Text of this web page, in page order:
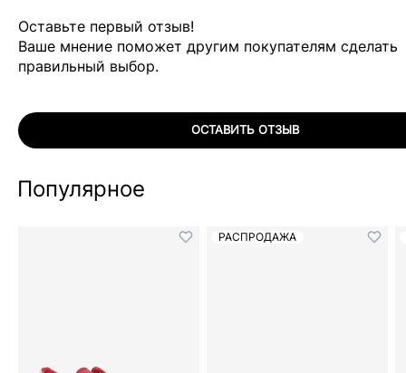
Оставьте первый отзыв!
Ваше мнение поможет другим покупателям сделать
правильный выбор.
ОСТАВИТЬ ОТЗЫВ
Популярное
РАСПРОДАЖА